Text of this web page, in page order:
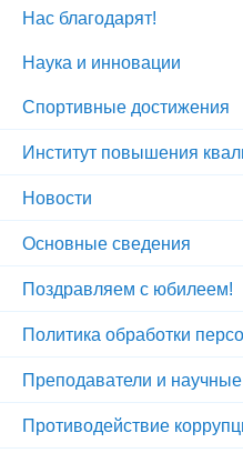
Нас благодарят!
Наука и инновации
Спортивные достижения
Институт повышения
Новости
Основные сведения
Поздравляем с юбилеем!
Политика обработки
Преподаватели и научные
Противодействие